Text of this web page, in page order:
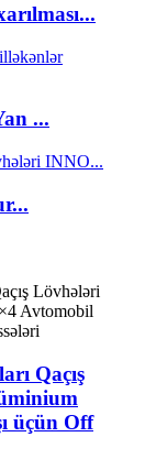
...
Qaçış
üçün Off